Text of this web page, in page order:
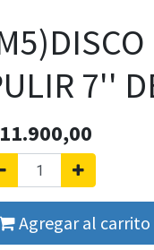
7''
11.900,00
Agregar al carrito